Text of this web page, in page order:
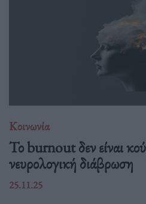
Κοινωνία
Το burnout δεν είναι
νευρολογική διάβρωση
25.11.25